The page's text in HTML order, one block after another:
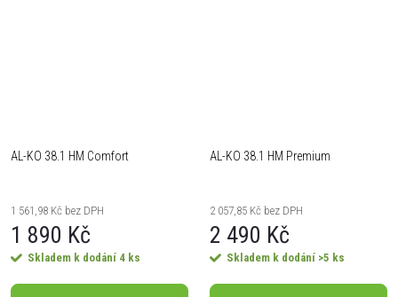
AL-KO 38.1 HM Comfort
1 561,98 Kč bez DPH
1 890 Kč
Skladem k dodání 4 ks
AL-KO 38.1 HM Premium
2 057,85 Kč bez DPH
2 490 Kč
Skladem k dodání >5 ks